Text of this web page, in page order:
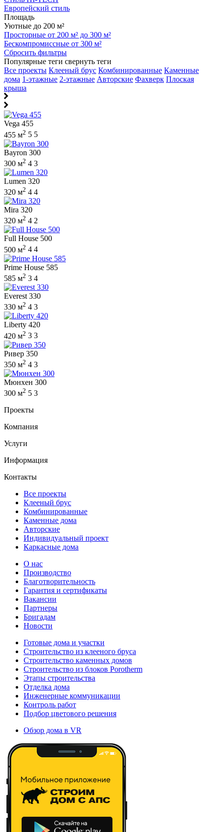
Европейский стиль
Площадь
Уютные до 200 м²
Просторные от 200 м² до 300 м²
Бескомпромиссные от 300 м²
Сбросить фильтры
Популярные теги свернуть теги
Все проекты Клееный брус Комбинированные Каменные
дома 1-этажные 2-этажные Авторские Фахверк Плоская
крыша
Vega 455
455 м2 5 5
Bayron 300
300 м2 4 3
Lumen 320
320 м2 4 4
Mira 320
320 м2 4 2
Full House 500
500 м2 4 4
Prime House 585
585 м2 3 4
Everest 330
330 м2 4 3
Liberty 420
420 м2 3 3
Ривер 350
350 м2 4 3
Мюнхен 300
300 м2 5 3
Проекты
Компания
Услуги
Информация
Контакты
Все проекты
Клееный брус
Комбинированные
Каменные дома
Авторские
Индивидуальный проект
Каркасные дома
О нас
Производство
Благотворительность
Гарантия и сертификаты
Вакансии
Партнеры
Бригадам
Новости
Готовые дома и участки
Строительство из клееного бруса
Строительство каменных домов
Строительство из блоков Porotherm
Этапы строительства
Отделка дома
Инженерные коммуникации
Контроль работ
Подбор цветового решения
Обзор дома в VR